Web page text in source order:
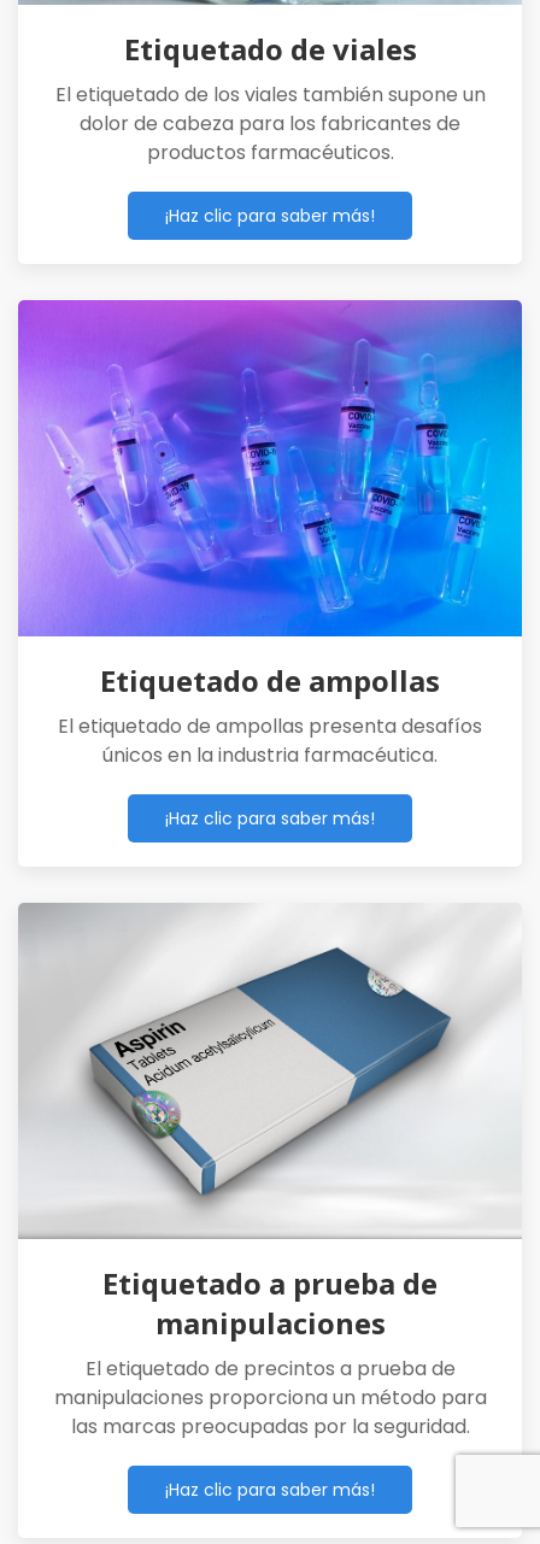
Etiquetado de viales
El etiquetado de los viales también supone un
dolor de cabeza para los fabricantes de
productos farmacéuticos.
¡Haz clic para saber más!
Etiquetado de ampollas
El etiquetado de ampollas presenta desafíos
únicos en la industria farmacéutica.
¡Haz clic para saber más!
Etiquetado a prueba de
manipulaciones
El etiquetado de precintos a prueba de
manipulaciones proporciona un método para
las marcas preocupadas por la seguridad.
¡Haz clic para saber más!